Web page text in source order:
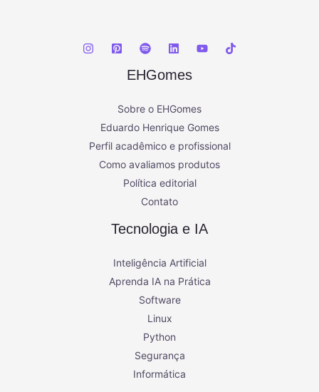
EHGomes
Sobre o EHGomes
Eduardo Henrique Gomes
Perfil acadêmico e profissional
Como avaliamos produtos
Política editorial
Contato
Tecnologia e IA
Inteligência Artificial
Aprenda IA na Prática
Software
Linux
Python
Segurança
Informática